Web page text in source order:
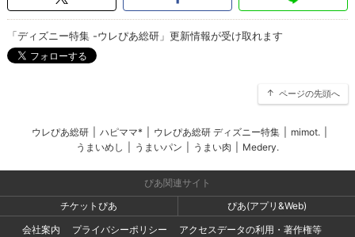
「ディズニー特集 -ウレぴあ総研」更新情報が受け取れます
ページの先頭へ
ウレぴあ総研 ハピママ* ウレぴあ総研 ディズニー特集 mimot.
うまいめし
うまいパン うまい肉 Medery.
ぴあ関連サイト
チケットぴあ
ぴあ(アプリ&Web)
会社案内
プライバシーポリシー
アクセスデータの利用・著作権等